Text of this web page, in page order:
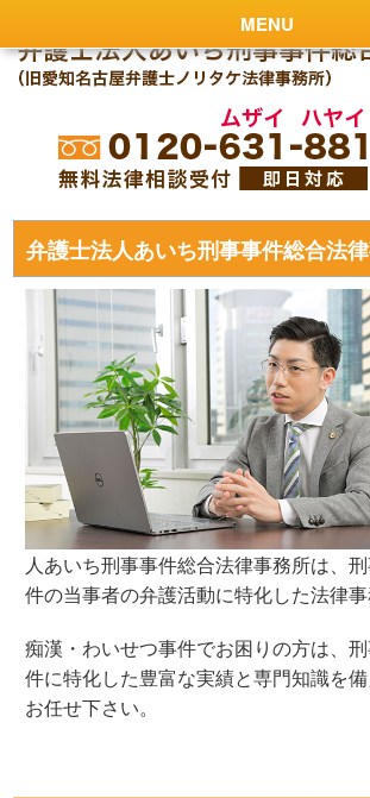
MENU
弁護士法人あいち刑事事件総合法
人あいち刑事事件総合法律事務所は、
件の当事者の弁護活動に特化した法律事
痴漢・わいせつ事件でお困りの方は、
件に特化した豊富な実績と専門知識を
お任せ下さい。